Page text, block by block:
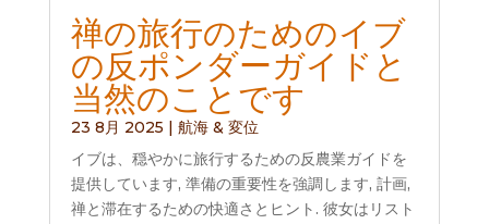
禅の旅行のためのイブ
の反ポンダーガイドと
当然のことです
23 8月 2025 | 航海 & 変位
イブは、穏やかに旅行するための反農業ガイドを
提供しています, 準備の重要性を強調します, 計画,
禅と滞在するための快適さとヒント. 彼女はリスト